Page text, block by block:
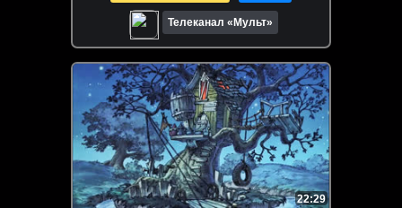
Телеканал «Мульт»
22:29